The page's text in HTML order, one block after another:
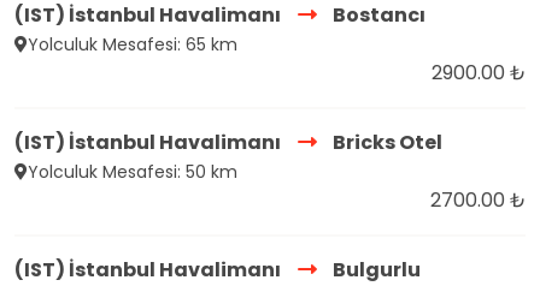
(IST) İstanbul Havalimanı Bostancı
Yolculuk Mesafesi: 65 km
2900.00 ₺
(IST) İstanbul Havalimanı Bricks Otel
Yolculuk Mesafesi: 50 km
2700.00 ₺
(IST) İstanbul Havalimanı Bulgurlu